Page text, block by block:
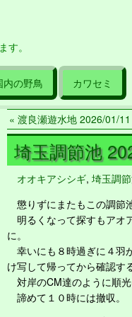
。
内の野鳥 カワセミ
« 渡良瀬遊水地 2026/01/11
埼玉調節池
オオキアシシギ, 埼玉調
懲りずにまたもこの調節
明るくなって探すもアオ
に。
幸いにも８時過ぎに４
け写して帰ってから確認す
対岸のCM達のように順
諦めて１０時には撤収。